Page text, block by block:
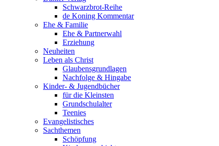
Schwarzbrot-Reihe
de Koning Kommentar
Ehe & Familie
Ehe & Partnerwahl
Erziehung
Neuheiten
Leben als Christ
Glaubensgrundlagen
Nachfolge & Hingabe
Kinder- & Jugendbücher
für die Kleinsten
Grundschulalter
Teenies
Evangelistisches
Sachthemen
Schöpfung